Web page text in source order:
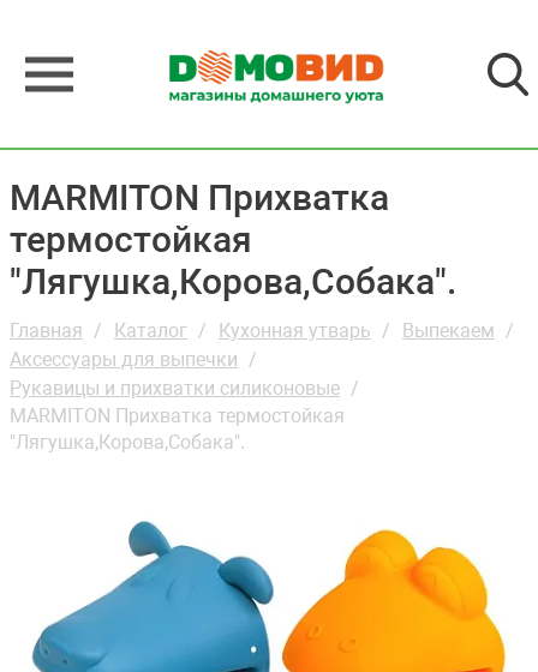
MARMITON Прихватка
термостойкая
"Лягушка,Корова,Собака".
Главная Каталог Кухонная утварь
Выпекаем
Аксессуары для выпечки
Рукавицы и прихватки силиконовые
MARMITON Прихватка термостойкая
"Лягушка,Корова,Собака".